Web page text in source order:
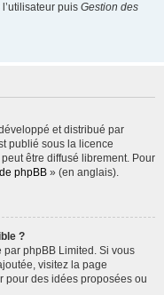
puis Gestion des
et distribué par
publié sous la licence
être diffusé librement. Pour
phpBB » (en anglais).
?
phpBB Limited. Si vous
visitez la page
pour des idées proposées ou